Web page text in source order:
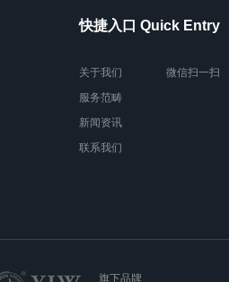
快捷入口 Quick Entry
关于我们
服务范畴
新闻资讯
联系我们
微信扫一扫
旗下品牌